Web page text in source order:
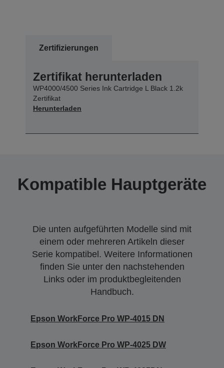
Zertifizierungen
Zertifikat herunterladen
WP4000/4500 Series Ink Cartridge L Black 1.2k
Zertifikat
Herunterladen
Kompatible Hauptgeräte
Die unten aufgeführten Modelle sind mit
einem oder mehreren Artikeln dieser
Serie kompatibel. Weitere Informationen
finden Sie unter den nachstehenden
Links oder im produktbegleitenden
Handbuch.
Epson WorkForce Pro WP-4015 DN
Epson WorkForce Pro WP-4025 DW